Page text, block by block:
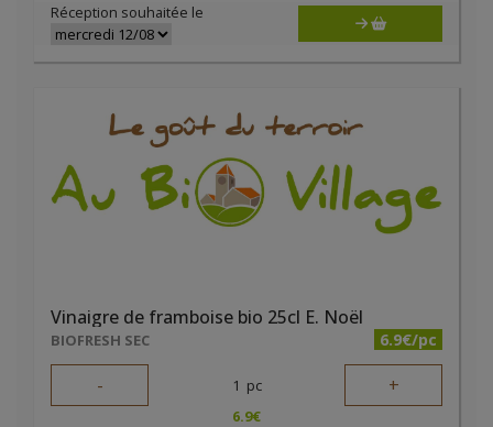
Réception souhaitée le
Vinaigre de framboise bio 25cl E. Noël
BIOFRESH SEC 6.9€/pc
- 1 pc +
6.9€